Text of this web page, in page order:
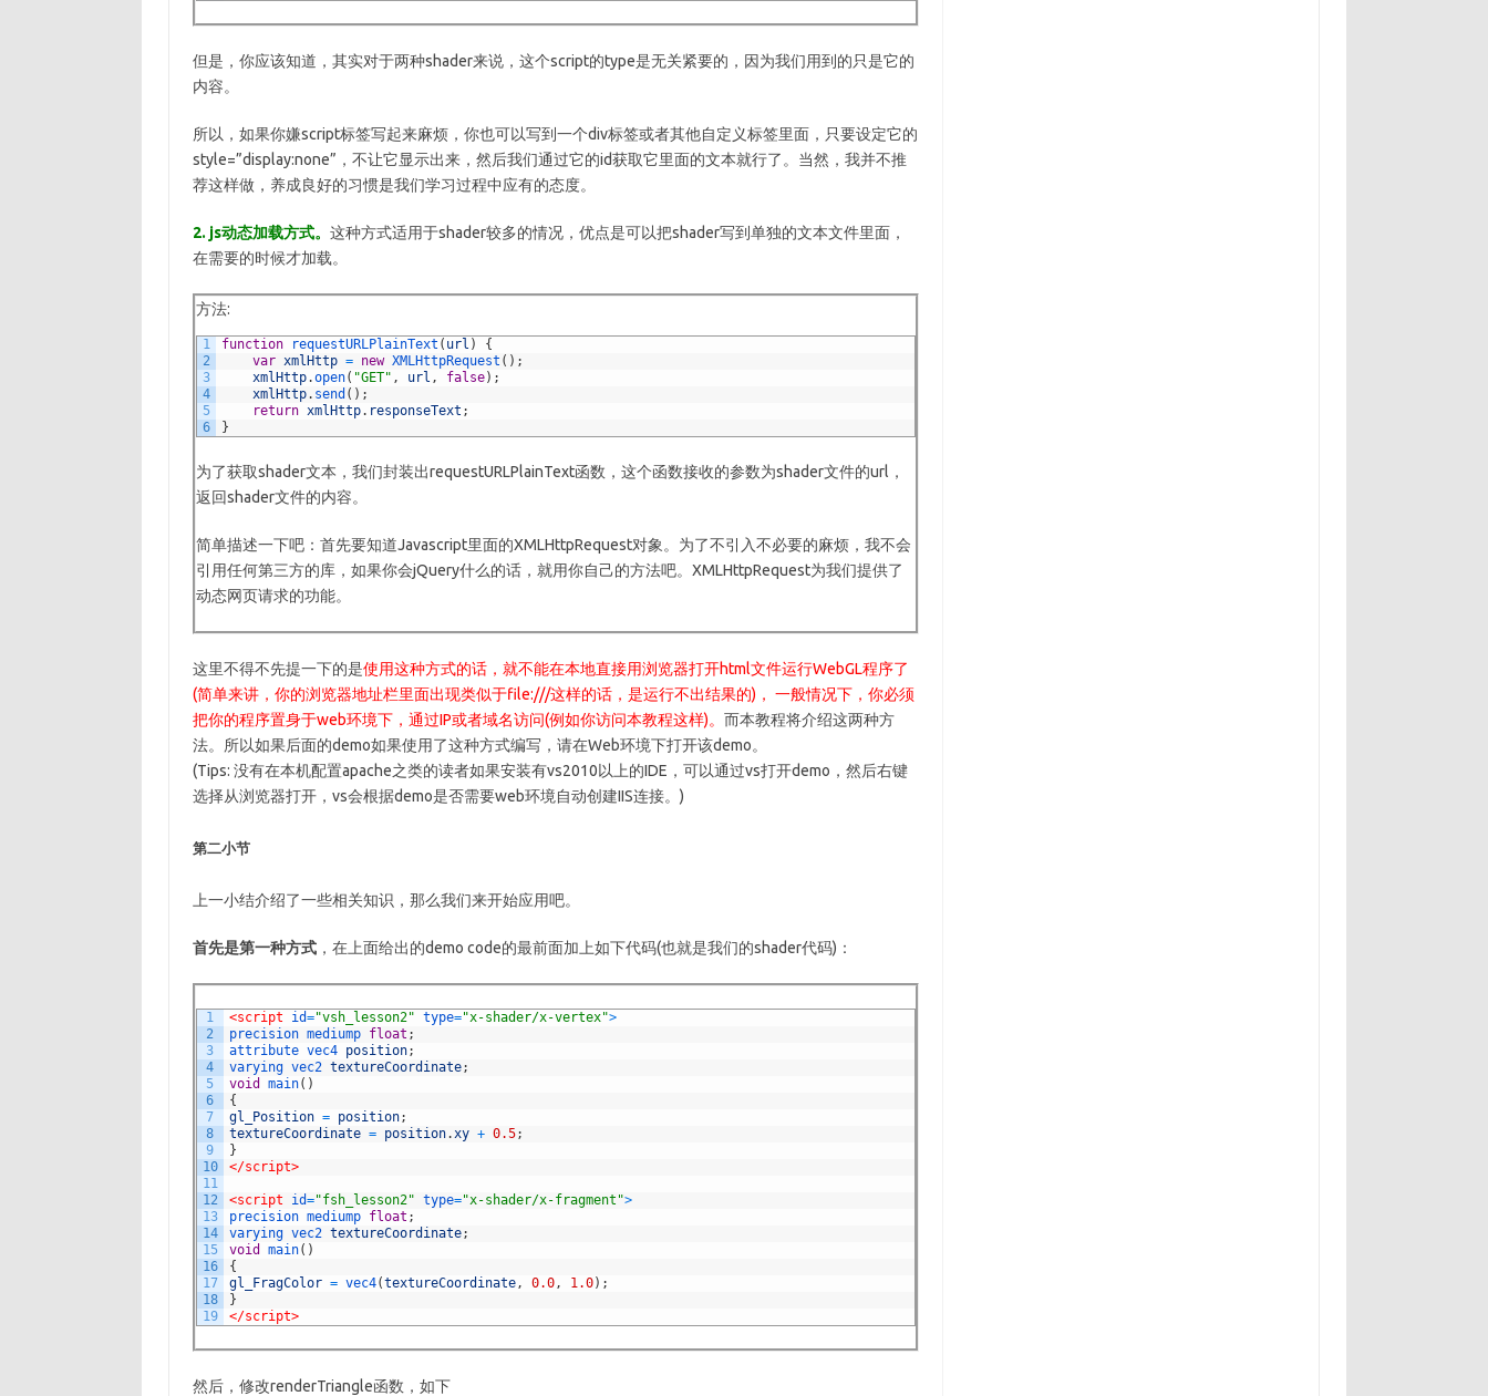
但是，你应该知道，其实对于两种shader来说，这个script的type是无关紧要的，因为我们用到的只是它的
内容。
所以，如果你嫌script标签写起来麻烦，你也可以写到一个div标签或者其他自定义标签里面，只要设定它的
style=”display:none”，不让它显示出来，然后我们通过它的id获取它里面的文本就行了。当然，我并不推
荐这样做，养成良好的习惯是我们学习过程中应有的态度。
2. js动态加载方式。 这种方式适用于shader较多的情况，优点是可以把shader写到单独的文本文件里面，
在需要的时候才加载。
方法:
1
2
3
4
5
6
function requestURLPlainText ( url )
{
var xmlHttp = new XMLHttpRequest ( ) ;
xmlHttp.open( "GET" , url , false) ;
xmlHttp. send ( ) ;
return xmlHttp. responseText ;
}
为了获取shader文本，我们封装出requestURLPlainText函数，这个函数接收的参数为shader文件的url，
返回shader文件的内容。
简单描述一下吧：首先要知道Javascript里面的XMLHttpRequest对象。为了不引入不必要的麻烦，我不会
引用任何第三方的库，如果你会jQuery什么的话，就用你自己的方法吧。XMLHttpRequest为我们提供了
动态网页请求的功能。
这里不得不先提一下的是使用这种方式的话，就不能在本地直接用浏览器打开html文件运行WebGL程序了
(简单来讲，你的浏览器地址栏里面出现类似于file:///这样的话，是运行不出结果的)， 一般情况下，你必须
把你的程序置身于web环境下，通过IP或者域名访问(例如你访问本教程这样)。 而本教程将介绍这两种方
法。所以如果后面的demo如果使用了这种方式编写，请在Web环境下打开该demo。
(Tips: 没有在本机配置apache之类的读者如果安装有vs2010以上的IDE，可以通过vs打开demo，然后右键
选择从浏览器打开，vs会根据demo是否需要web环境自动创建IIS连接。)
第二小节
上一小结介绍了一些相关知识，那么我们来开始应用吧。
首先是第一种方式，在上面给出的demo code的最前面加上如下代码(也就是我们的shader代码)：
1
2
3
4
5
6
7
8
9
10
11
12
13
14
15
16
17
18
19
<script id="vsh_lesson2" type="x-shader/x-vertex">
precision mediump float ;
attribute vec4 position;
varying vec2 textureCoordinate;
void
main( )
{
gl_Position = position;
textureCoordinate = position.xy + 0.5;
}
</script>
<script id="fsh_lesson2" type="x-shader/x-fragment">
precision mediump float ;
varying vec2 textureCoordinate;
void
main( )
{
gl_FragColor = vec4(textureCoordinate, 0.0, 1.0) ;
}
</script>
然后，修改renderTriangle函数，如下